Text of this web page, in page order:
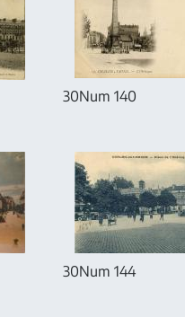
30Num 140
30Num 144